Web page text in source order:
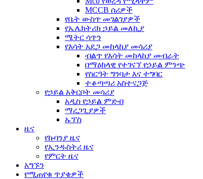
MCCB ሰሪዎች
የቤት ውስጥ መገልገያዎች
የኤሌክትሪክ ኃይል መለኪያ
ሜትር ሳጥን
የእሳት አደጋ መከላከያ መሳሪያ
ብልጥ የእሳት መከላከያ መብራት
በማዕከላዊ የተገናኘ የኃይል ምንጭ
የስርዓት ግንባታ እና ተግባር
ተቆጣጣሪ አስተናጋጅ
የኃይል አቅርቦት መሳሪያ
አዲስ የኃይል ምድብ
ማረጋጊያዎች
ኡፕስ
ዜና
የኩባንያ ዜና
የኢንዱስትሪ ዜና
የምርት ዜና
አግኙን
የሚጠየቁ ጥያቄዎች